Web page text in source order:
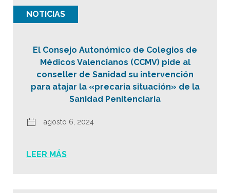
NOTICIAS
El Consejo Autonómico de Colegios de
Médicos Valencianos (CCMV) pide al
conseller de Sanidad su intervención
para atajar la «precaria situación» de la
Sanidad Penitenciaria
agosto 6, 2024
LEER MÁS